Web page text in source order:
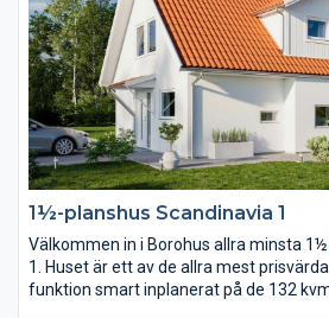
1½-planshus Scandinavia 1
Välkommen in i Borohus allra minsta
1. Huset är ett av de allra mest
funktion smart inplanerat på de 132